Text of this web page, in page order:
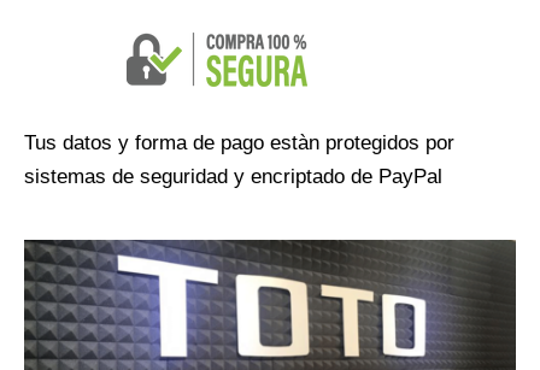
Tus datos y forma de pago estàn protegidos por
sistemas de seguridad y encriptado de PayPal